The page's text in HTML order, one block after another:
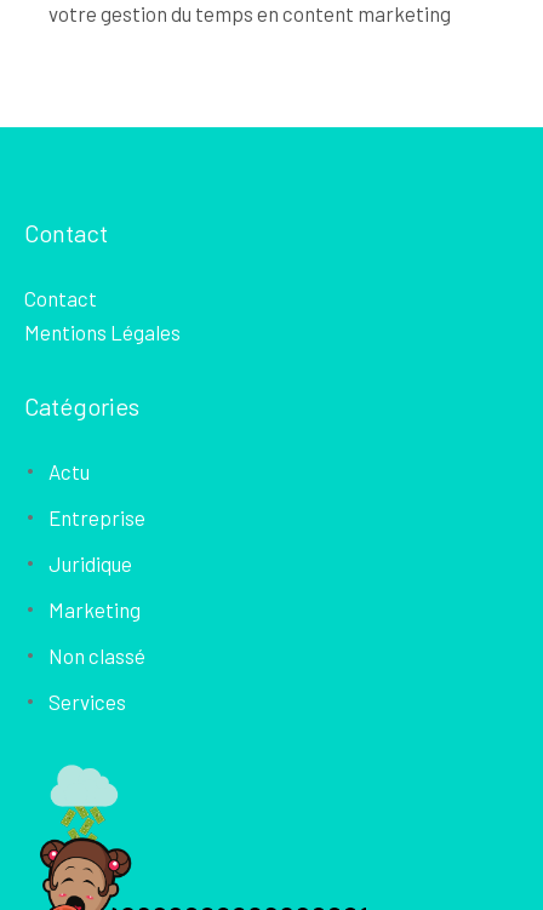
votre gestion du temps en content marketing
Contact
Contact
Mentions Légales
Catégories
Actu
Entreprise
Juridique
Marketing
Non classé
Services